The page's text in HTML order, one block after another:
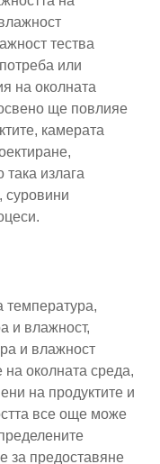
тества
или
на околната
ще повлияе
камерата
излага
суровини
температура,
и влажност,
и влажност
околната среда,
на продуктите и
все още може
за предоставяне